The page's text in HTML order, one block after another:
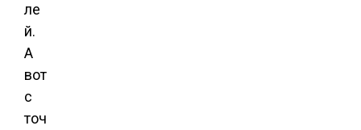
ле
й.
А
вот
с
точ